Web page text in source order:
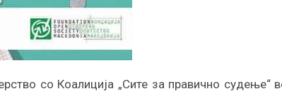
со Коалиција „Сите за правично судење“